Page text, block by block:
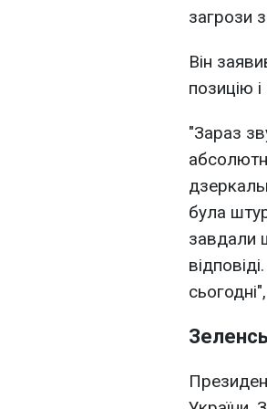
загрози
Він
позицію
"Зараз
була
завдали